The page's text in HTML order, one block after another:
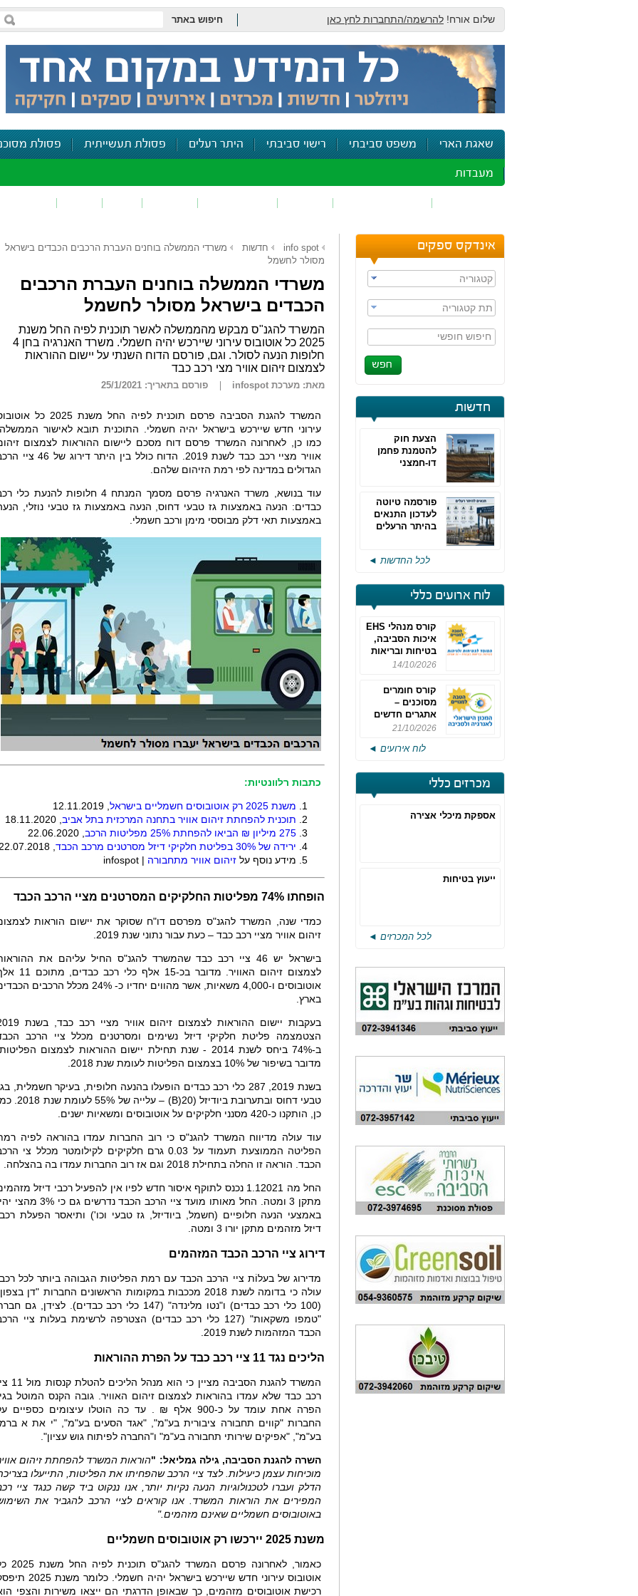
שלום אורח! להרשמה/התחברות לחץ כאן חיפוש באתר
שאגת הארי משפט סביבתי רישוי סביבתי היתר רעלים פסולת תעשייתית פסולת
מעבדות
אינדקס ספקים
קטגוריה
תת קטגוריה
חיפוש חופשי
חדשות
הצעת חוק
להטמנת פחמן
דו-חמצני
פורסמה טיוטה
לעדכון התנאים
בהיתר הרעלים
לכל החדשות ◄
לוח ארועים כללי
קורס מנהלי EHS
איכות הסביבה,
בטיחות ובריאות
תעסוקתית
14/10/2026
קורס חומרים
מסוכנים –
אתגרים חדשים
והערכות לחוק
מחזור 4
21/10/2026
לוח אירועים ◄
מכרזים כללי
אספקת מיכלי אצירה
ייעוץ בטיחות
לכל המכרזים ◄
info spot חדשות
משרדי הממשלה בוחנים העברת הרכבים הכבדים בישראל
מסולר לחשמל
משרדי הממשלה בוחנים העברת הרכבים
הכבדים בישראל מסולר לחשמל
המשרד להגנ"ס מבקש מהממשלה לאשר תוכנית לפיה החל משנת
2025 כל אוטובוס עירוני שיירכש יהיה חשמלי. משרד האנרגיה בחן 4
חלופות הנעה לסולר. וגם, פורסם הדוח השנתי על יישום ההוראות
לצמצום זיהום אוויר מצי רכב כבד
מאת: מערכת infospot פורסם בתאריך: 25/1/2021
המשרד להגנת הסביבה פרסם תוכנית לפיה החל משנת 2025 כל
עירוני חדש שיירכש בישראל יהיה חשמלי. התוכנית תובא לאישור הממשלה.
כמו כן, לאחרונה המשרד פרסם דוח מסכם ליישום ההוראות לצמצום
אוויר מציי רכב כבד לשנת 2019. הדוח כולל בין היתר דירוג של 46
הגדולים במדינה לפי רמת הזיהום שלהם.
עוד בנושא, משרד האנרגיה פרסם מסמך המנתח 4 חלופות להנעת כלי
כבדים: הנעה באמצעות גז טבעי דחוס, הנעה באמצעות גז טבעי נוזלי,
באמצעות תאי דלק מבוססי מימן ורכב חשמלי.
כתבות רלוונטיות:
משנת 2025 רק אוטובוסים חשמליים בישראל
תוכנית להפחתת זיהום אוויר בתחנה המרכזית בתל אביב
275 מיליון ₪ הביאו להפחתת 25% מפליטות הרכב
ירידה של 30% בפליטת חלקיקי דיזל מסרטנים מרכב הכבד
מידע נוסף על זיהום אוויר מתחבורה |
infospot
הופחתו 74% מפליטות החלקיקים המסרטנים מציי הרכב הכבד
כמדי שנה, המשרד להגנ"ס מפרסם דו"ח שסוקר את יישום הוראות
זיהום אוויר מציי רכב כבד – כעת עבור נתוני שנת 2019.
בישראל יש 46 ציי רכב כבד שהמשרד להגנ"ס החיל עליהם את
לצמצום זיהום האוויר. מדובר בכ-15 אלף כלי רכב
אוטובוסים ו-4,000 משאיות, אשר מהווים יחדיו כ- 24% מכלל הרכבים
בארץ.
בעקבות יישום ההוראות לצמצום זיהום אוויר מציי רכב
הצטמצמה פליטת חלקיקי דיזל נשימים ומסרטנים מכלל ציי הרכב
ב-74% ביחס לשנת 2014 - שנת תחילת יישום ההוראות לצמצום הפליטות
מדובר בשיפור של 10% בצמצום הפליטות לעומת שנת 2018.
בשנת 2019, 287 כלי רכב כבדים הופעלו בהנעה חלופית, בעיקר חשמלית,
טבעי דחוס ובתערובת ביודיזל (B)20)
– עלייה של 55% לעומת
כן, הותקנו כ-420 מסנני חלקיקים על אוטובוסים ומשאיות ישנים.
עוד עולה מדיווח המשרד להגנ"ס כי רוב החברות עמדו בהוראה לפיה
הפליטה הממוצעת תעמוד על 0.03 גרם חלקיקים לקילומטר מכלל צי
הכבד. הוראה זו החלה בתחילת 2018 וגם אז רוב החברות עמדו בה בהצלחה.
החל מה 1.12021 נכנס לתוקף איסור חדש לפיו אין להפעיל רכבי דיזל
מתקן 3 ומטה. החל מאותו מועד ציי הרכב הכבד נדרשים גם כי 3%
באמצעי הנעה חלופיים (חשמל, ביודיזל, גז טבעי וכו') ותיאסר הפעלת
דיזל מזהמים מתקן יורו 3 ומטה.
דירוג ציי הרכב הכבד המזהמים
מדירוג של בעלוֹת ציי הרכב הכבד עם רמת הפליטות הגבוהה ביותר לכל רכב,
עולה כי בדומה לשנת 2018 מככבות במקומות הראשונים החברות "דן
(100 כלי רכב כבדים) ו"נטו מלינדה" (147 כלי רכב כבדים). לצידן, גם
"טמפו משקאות" (127 כלי רכב כבדים) הצטרפה לרשימת בעלות ציי
הכבד המזהמות לשנת 2019.
הליכים נגד 11 ציי רכב כבד על הפרת ההוראות
המשרד להגנת הסביבה מציין כי הוא
רכב כבד שלא עמדו בהוראות לצמצום זיהום האוויר. גובה הקנס המוטל
הפרה אחת עומד על כ-900 אלף ₪
עד כה הוטלו עיצומים כספיים
החברות "קווים תחבורה ציבורית בע"מ", "אגד הסעים בע"מ", "י את א
בע"מ", "אפיקים שירותי תחבורה בע"מ" ו"החברה לפיתוח גוש עציון".
השרה להגנת הסביבה, גילה גמליאל: "הוראות המשרד להפחתת זיהום
מוכיחות עצמן כיעילות. לצד ציי הרכב שהפחיתו את הפליטות, התייעלו
הדלק ועברו לטכנולוגיות הנעה נקיות יותר, אנו ננקוט ביד קשה כנגד ציי
המפירים את הוראות המשרד. אנו קוראים לציי הרכב להגביר את
באוטובוסים חשמליים שאינם מזהמים".
משנת 2025 יירכשו רק אוטובוסים חשמליים
כאמור, לאחרונה פרסם המשרד
אוטובוס עירוני חדש שיירכש בישראל יהיה חשמלי. כלומר
רכישת אוטובוסים מזהמים, כך שבאופן הדרגתי הם ייצאו משירות והצפי